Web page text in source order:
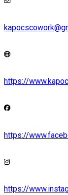
https://
https://
https://